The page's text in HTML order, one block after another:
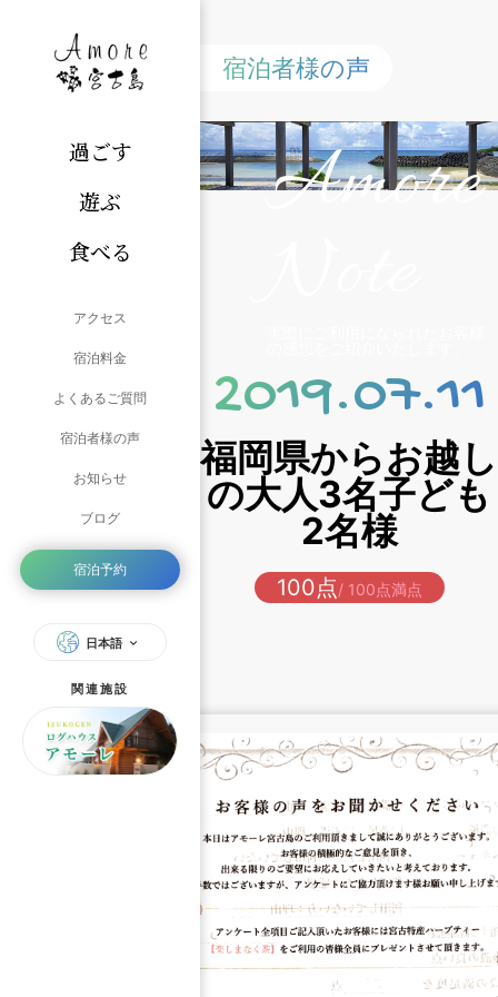
過ごす
遊ぶ
食べる
アクセス
宿泊料金
よくあるご質問
宿泊者様の声
お知らせ
ブログ
宿泊予約
日本語
関連施設
宿泊者様の声
Amore
2019.07.11
福岡県からお越し
の大人3名子ども
2名様
100点/ 100点満点